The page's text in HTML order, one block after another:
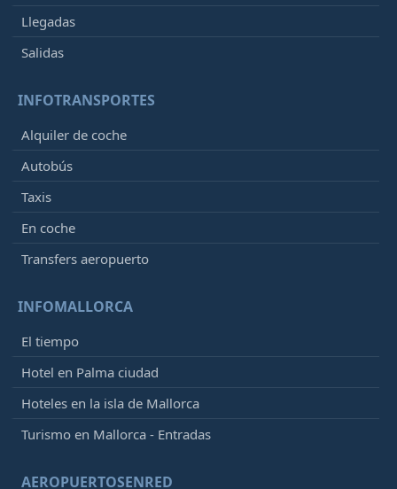
Llegadas
Salidas
INFOTRANSPORTES
Alquiler de coche
Autobús
Taxis
En coche
Transfers aeropuerto
INFOMALLORCA
El tiempo
Hotel en Palma ciudad
Hoteles en la isla de Mallorca
Turismo en Mallorca - Entradas
AEROPUERTOSENRED